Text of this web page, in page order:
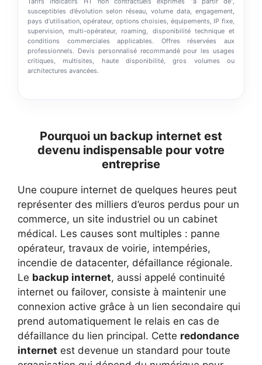
susceptibles d’évolution selon réseau, volume data, engagement,
pays d’utilisation, opérateur, options choisies, équipements, IP fixe,
supervision, multi-opérateur, roaming, disponibilité technique et
conditions commerciales applicables. Offres réservées aux
professionnels. Devis personnalisé recommandé pour les usages
critiques, multisites, haute disponibilité, gros volumes ou
architectures avancées.
Pourquoi un backup internet est
devenu indispensable pour votre
entreprise
Une coupure internet de quelques heures peut
représenter des milliers d’euros perdus pour un
commerce, un site industriel ou un cabinet
médical. Les causes sont multiples : panne
opérateur, travaux de voirie, intempéries,
incendie de datacenter, défaillance régionale.
Le backup internet, aussi appelé continuité
internet ou failover, consiste à maintenir une
connexion active grâce à un lien secondaire qui
prend automatiquement le relais en cas de
défaillance du lien principal. Cette redondance
internet est devenue un standard pour toute